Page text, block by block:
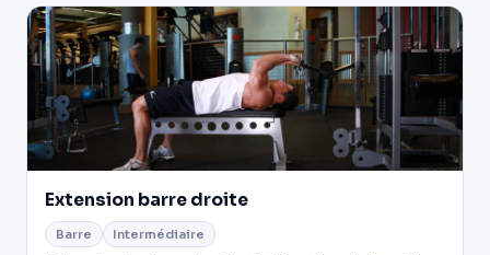
Extension barre droite
Barre Intermédiaire